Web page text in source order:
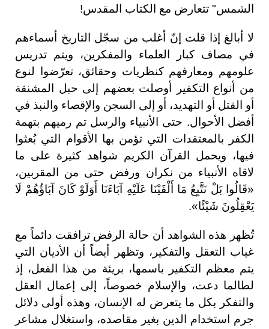
الشمس" تتعارض مع الكتاب المقدس!
لا أبالغ إذا قلت إنّ أغلب من سجّل التاريخ أسماءهم
في مصاف كبار العلماء والمفكرين، ويتم تدريس
علومهم ومعارفهم كنظريات وحقائق، تعرّضوا لنوع
من أنواع التكفير أوصلت بعضهم إلى حبل المشنقة
أو القتل أو التهديد، أو إلى السجن والإقصاء والنبذ في
أفضل الأحوال. حتى الأنبياء والرسل تم رميهم بتهمة
الكفر بالمعتقدات التي تؤمن بها الأقوام التي بُعثوا
فيها، ويحمل القرآن الكريم شواهد كثيرة على ما
لاقاه الأنبياء من نكران ورفض حتى من المقربين،
«قَالُوا بَلْ نَتَّبِعُ مَا أَلْفَيْنَا عَلَيْهِ آبَاءَنَا أَوَلَوْ كَانَ آبَاؤُهُمْ لَا
يَعْقِلُونَ شَيْئًا».
تُظهر هذه الشواهد أن حالة الرفض ترافقت دائماً مع
غياب التعقل والتفكير، وتظهر أيضاً أن الأديان التي
يتم معظم التكفير باسمها، بريئة من هذا الفعل، إذ
لطالما دعت، والإسلام خصوصاً، إلى إعمال العقل
والتفكر بكل ما يتعرض له الإنسان، وهذه أولى دلائل
جرم استخدام الدين بغير مقاصده، واستغلال مشاعر